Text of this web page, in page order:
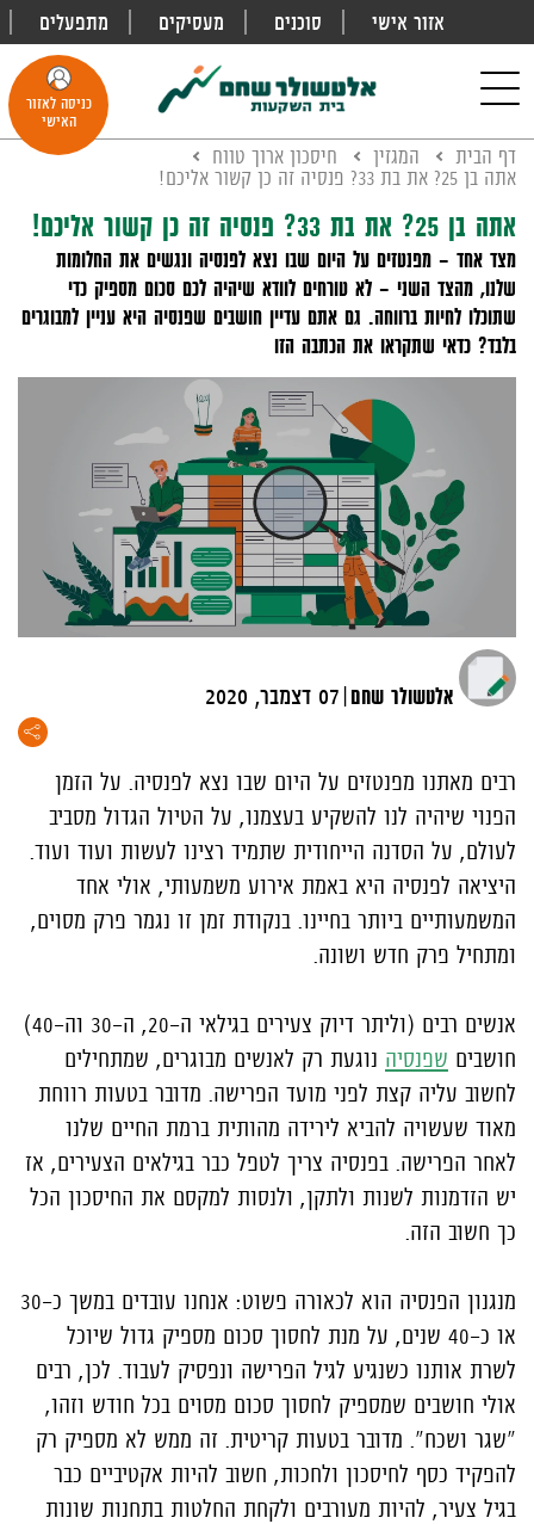
אזור אישי סוכנים מעסיקים מתפעלים
navigation
כניסה לאזור
האישי
דף הבית המגזין
חיסכון ארוך טווח
אתה בן 25? את בת 33? פנסיה זה כן קשור אליכם!
אתה בן 25? את בת 33? פנסיה זה כן קשור אליכם!
מצד אחד – מפנטזים על היום שבו נצא לפנסיה ונגשים את החלומות
שלנו, מהצד השני – לא טורחים לוודא שיהיה לכם סכום מספיק כדי
שתוכלו לחיות ברווחה. גם אתם עדיין חושבים שפנסיה היא עניין למבוגרים
בלבד? כדאי שתקראו את הכתבה הזו
אלטשולר שחם|07 דצמבר, 2020
רבים מאתנו מפנטזים על היום שבו נצא לפנסיה. על הזמן
הפנוי שיהיה לנו להשקיע בעצמנו, על הטיול הגדול מסביב
לעולם, על הסדנה הייחודית שתמיד רצינו לעשות ועוד ועוד.
היציאה לפנסיה היא באמת אירוע משמעותי, אולי אחד
המשמעותיים ביותר בחיינו. בנקודת זמן זו נגמר פרק מסוים,
ומתחיל פרק חדש ושונה.
אנשים רבים (וליתר דיוק צעירים בגילאי ה-20, ה-30 וה-40)
חושבים שפנסיה נוגעת רק לאנשים מבוגרים, שמתחילים
לחשוב עליה קצת לפני מועד הפרישה. מדובר בטעות רווחת
מאוד שעשויה להביא לירידה מהותית ברמת החיים שלנו
לאחר הפרישה. בפנסיה צריך לטפל כבר בגילאים הצעירים, אז
יש הזדמנות לשנות ולתקן, ולנסות למקסם את החיסכון הכל
כך חשוב הזה.
מנגנון הפנסיה הוא לכאורה פשוט: אנחנו עובדים במשך כ-30
או כ-40 שנים, על מנת לחסוך סכום מספיק גדול שיוכל
לשרת אותנו כשנגיע לגיל הפרישה ונפסיק לעבוד. לכן, רבים
אולי חושבים שמספיק לחסוך סכום מסוים בכל חודש וזהו,
"שגר ושכח". מדובר בטעות קריטית. זה ממש לא מספיק רק
להפקיד כסף לחיסכון ולחכות, חשוב להיות אקטיביים כבר
בגיל צעיר, להיות מעורבים ולקחת החלטות בתחנות שונות